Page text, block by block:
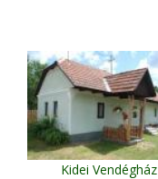
Kidei Vendégház